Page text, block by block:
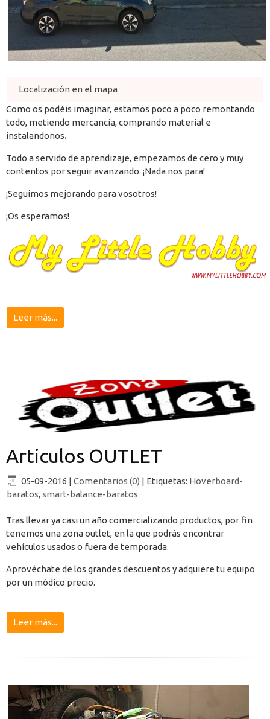
Localización en el mapa
Como os podéis imaginar, estamos poco a poco remontando
todo, metiendo mercancía, comprando material e
instalandonos.
Todo a servido de aprendizaje, empezamos de cero y muy
contentos por seguir avanzando. ¡Nada nos para!
¡Seguimos mejorando para vosotros!
¡Os esperamos!
Leer más...
Articulos OUTLET
05-09-2016 | Comentarios (0) | Etiquetas: Hoverboard-
baratos,smart-balance-baratos
Tras llevar ya casi un año comercializando productos, por fin
tenemos una zona outlet, en la que podrás encontrar
vehículos usados o fuera de temporada.
Aprovéchate de los grandes descuentos y adquiere tu equipo
por un módico precio.
Leer más...